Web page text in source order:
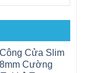
Cửa Slim
Cường